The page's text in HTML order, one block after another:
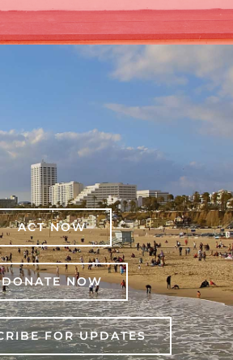
ACT NOW
DONATE NOW
FOR UPDATES